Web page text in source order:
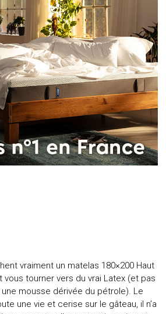
vraiment un matelas 180×200 Haut
vous tourner vers du vrai Latex (et pas
mousse dérivée du pétrole). Le
une vie et cerise sur le gâteau, il n’a